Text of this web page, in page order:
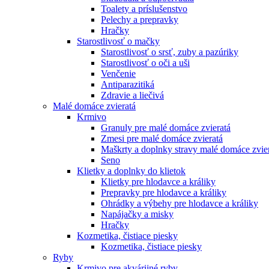
Toalety а príslušenstvo
Pelechy a prepravky
Hračky
Starostlivosť o mačky
Starostlivosť o srsť, zuby a pazúriky
Starostlivosť o oči a uši
Venčenie
Antiparazitiká
Zdravie a liečivá
Malé domáce zvieratá
Krmivo
Granuly pre malé domáce zvieratá
Zmesi pre malé domáce zvieratá
Maškrty a doplnky stravy malé domáce
Seno
Klietky a doplnky do klietok
Klietky pre hlodavce a králiky
Prepravky pre hlodavce a králiky
Ohrádky a výbehy pre hlodavce a králiky
Napájačky a misky
Hračky
Kozmetika, čistiace piesky
Kozmetika, čistiace piesky
Ryby